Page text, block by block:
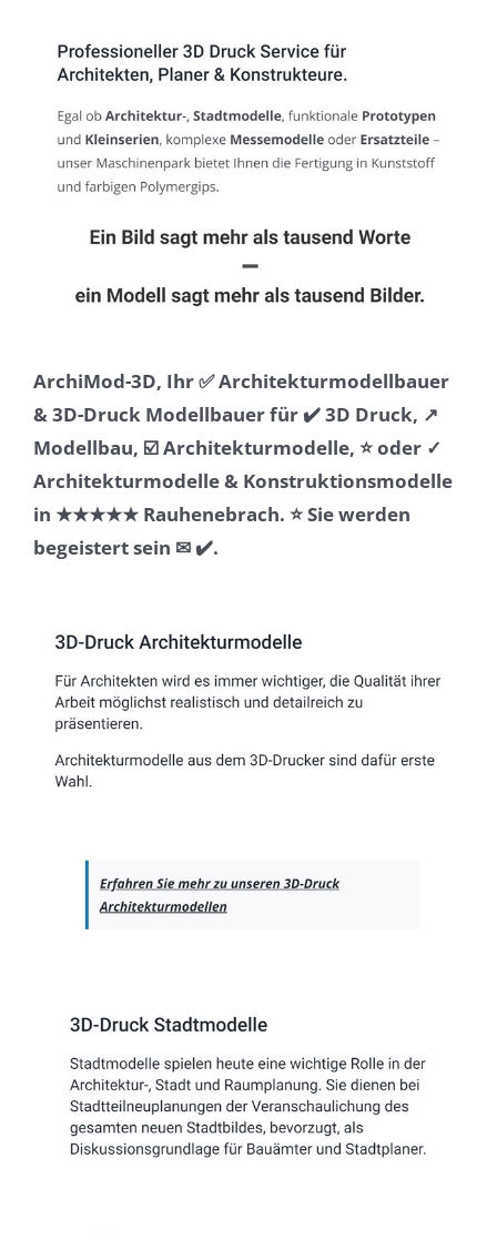
ArchiMod-3D, Ihr ✅ Architekturmodellbauer
& 3D-Druck Modellbauer für ✔️ 3D Druck, ↗️
Modellbau, ☑️ Architekturmodelle, ⭐ oder ✓
Architekturmodelle & Konstruktionsmodelle
in ★★★★★ Rauhenebrach. ⭐ Sie werden
begeistert sein ✉ ✔️.